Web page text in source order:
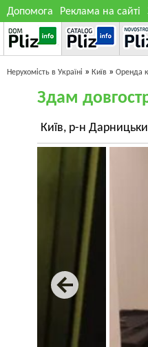
Допомога Реклама на сайті
Нерухомість в Україні » Київ » Оренда
Здам
Київ, р-н